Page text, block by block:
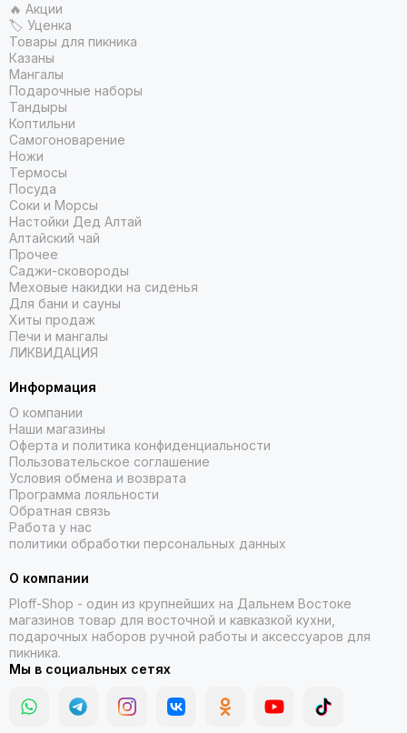
🔥 Акции
🏷 Уценка
Товары для пикника
Казаны
Мангалы
Подарочные наборы
Тандыры
Коптильни
Самогоноварение
Ножи
Термосы
Посуда
Соки и Морсы
Настойки Дед Алтай
Алтайский чай
Прочее
Саджи-сковороды
Меховые накидки на сиденья
Для бани и сауны
Хиты продаж
Печи и мангалы
ЛИКВИДАЦИЯ
Информация
О компании
Наши магазины
Оферта и политика конфиденциальности
Пользовательское соглашение
Условия обмена и возврата
Программа лояльности
Обратная связь
Работа у нас
политики обработки персональных данных
О компании
Ploff-Shop - один из крупнейших на Дальнем Востоке
магазинов товар для восточной и кавказкой кухни,
подарочных наборов ручной работы и аксессуаров для
пикника.
Мы в социальных сетях